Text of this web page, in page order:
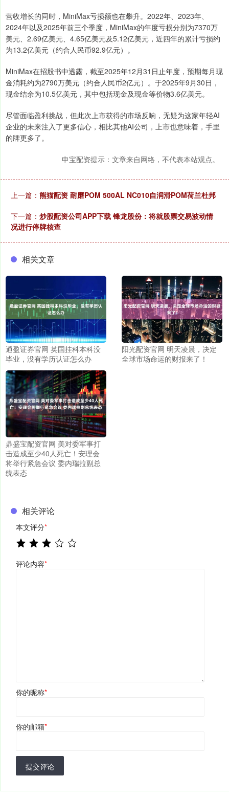
营收增长的同时，MiniMax亏损额也在攀升。2022年、2023年、
2024年以及2025年前三个季度，MiniMax的年度亏损分别为7370万
美元、2.69亿美元、4.65亿美元及5.12亿美元，近四年的累计亏损约
为13.2亿美元（约合人民币92.9亿元）。
MiniMax在招股书中透露，截至2025年12月31日止年度，预期每月现
金消耗约为2790万美元（约合人民币2亿元）。于2025年9月30日，
现金结余为10.5亿美元，其中包括现金及现金等价物3.6亿美元。
尽管面临盈利挑战，但此次上市获得的市场反响，无疑为这家年轻AI
企业的未来注入了更多信心，相比其他AI公司，上市也意味着，手里
的牌更多了。
申宝配资提示：文章来自网络，不代表本站观点。
上一篇： 熊猫配资 耐磨POM 500AL NC010自润滑POM荷兰杜邦
下一篇： 炒股配资公司APP下载 锋龙股份：将就股票交易波动情
况进行停牌核查
相关文章
通盈证券官网 英国挂科本科没
毕业，没有学历认证怎么办
阳光配资官网 明天凌晨，决定
全球市场命运的财报来了！
鼎盛宝配资官网 美对委军事打
击造成至少40人死亡！安理会
将举行紧急会议 委内瑞拉副总
统表态
相关评论
本文评分*
评论内容*
你的昵称*
你的邮箱*
提交评论